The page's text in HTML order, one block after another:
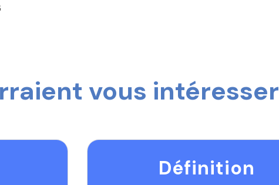
vous intéresser
Définition